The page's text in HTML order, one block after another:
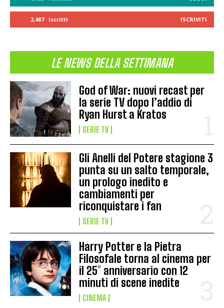
2,487 Iscritti ISCRIVITI
LE NEWS DELLA SETTIMANA
God of War: nuovi recast per
la serie TV dopo l’addio di
Ryan Hurst a Kratos
SERIE TV
Gli Anelli del Potere stagione 3
punta su un salto temporale,
un prologo inedito e
cambiamenti per
riconquistare i fan
SERIE TV
Harry Potter e la Pietra
Filosofale torna al cinema per
il 25° anniversario con 12
minuti di scene inedite
CINEMA